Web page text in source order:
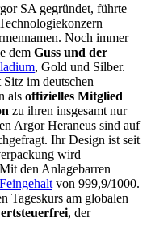
SA gegründet, führte
Noch immer
dem Guss und der
, Gold und Silber.
im deutschen
als offizielles Mitglied
zu ihren insgesamt nur
Argor Heraneus sind auf
Ihr Design ist seit
wird
den Anlagebarren
Feingehalt von 999,9/1000.
Tageskurs am globalen
, der